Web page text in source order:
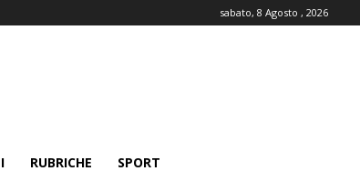
sabato, 8 Agosto , 2026
RUBRICHE SPORT